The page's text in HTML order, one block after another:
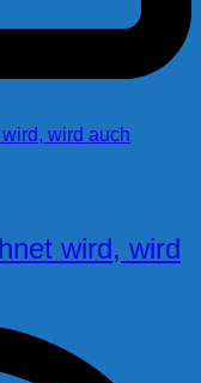
wird, wird